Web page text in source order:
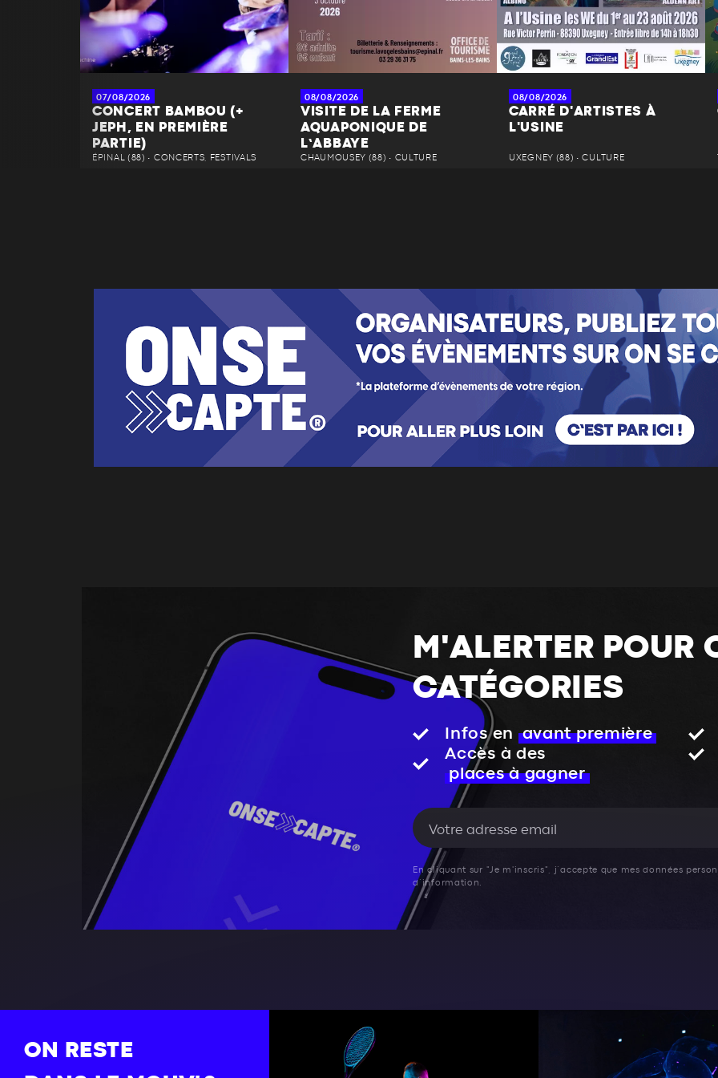
07/08/2026
CONCERT BAMBOU (+
JEPH, EN PREMIÈRE
PARTIE)
ÉPINAL (88) • CONCERTS, FESTIVALS
08/08/2026
VISITE DE LA FERME
AQUAPONIQUE DE
L’ABBAYE
CHAUMOUSEY (88) • CULTURE
08/08/2026
CARRÉ D'ARTISTES À
L'USINE
UXEGNEY (88) • CULTURE
M'ALERTER POUR
CATÉGORIES
Infos en
avant première
Accès à des
places à gagner
En cliquant sur "Je m'inscris", j’accepte que mes données
d’information.
ON RESTE